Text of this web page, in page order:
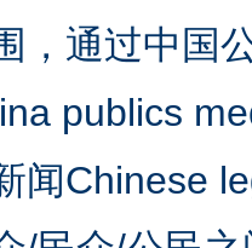
，通过中国
publics
闻Chinese